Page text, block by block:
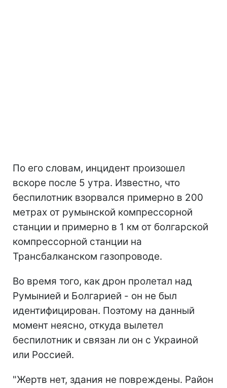
По его словам, инцидент произошел
вскоре после 5 утра. Известно, что
беспилотник взорвался примерно в 200
метрах от румынской компрессорной
станции и примерно в 1 км от болгарской
компрессорной станции на
Трансбалканском газопроводе.
Во время того, как дрон пролетал над
Румынией и Болгарией - он не был
идентифицирован. Поэтому на данный
момент неясно, откуда вылетел
беспилотник и связан ли он с Украиной
или Россией.
"Жертв нет, здания не повреждены. Район